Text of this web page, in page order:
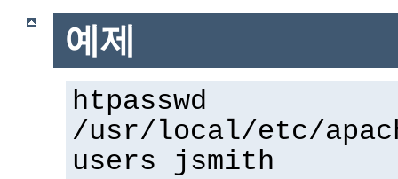
예제
htpasswd
/usr/local/etc/
users jsmith